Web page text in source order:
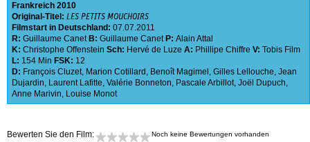
Frankreich 2010
Original-Titel: LES PETITS MOUCHOIRS
Filmstart in Deutschland: 07.07.2011
R: Guillaume Canet B: Guillaume Canet P: Alain Attal
K: Christophe Offenstein Sch: Hervé de Luze A: Phillipe Chiffre V: Tobis Film
L: 154 Min FSK: 12
D: François Cluzet, Marion Cotillard , Benoît Magimel , Gilles Lellouche, Jean
Dujardin, Laurent Lafitte, Valérie Bonneton, Pascale Arbillot, Joël Dupuch,
Anne Marivin, Louise Monot
Bewerten Sie den Film: Noch keine Bewertungen vorhanden